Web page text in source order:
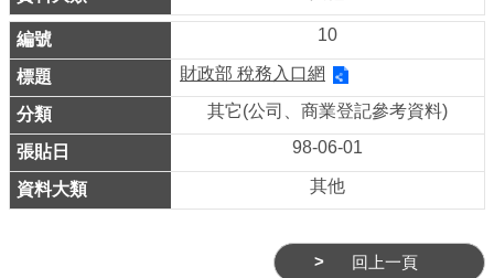
北
通
陳
情
系
統
10
財政部 稅務入口網
其它(公司、商業登記參考資料)
98-06-01
其他
回上一頁